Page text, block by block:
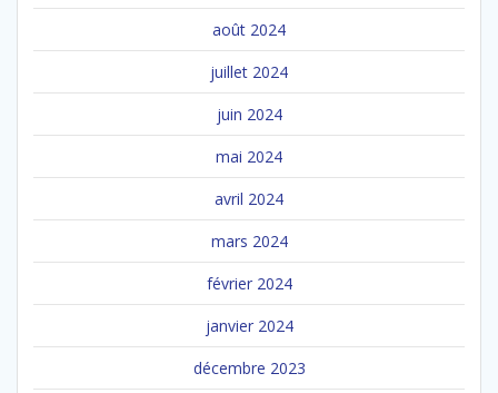
août 2024
juillet 2024
juin 2024
mai 2024
avril 2024
mars 2024
février 2024
janvier 2024
décembre 2023